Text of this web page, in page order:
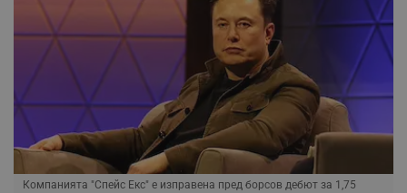
Компанията "Спейс Екс" е изправена пред борсов дебют за 1,75